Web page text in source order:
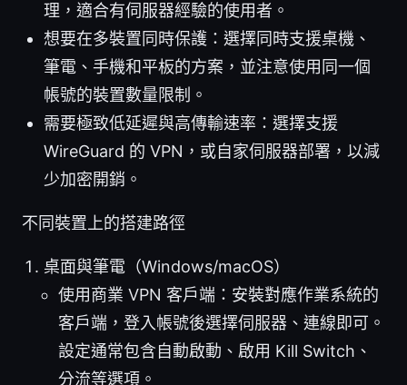
理，適合有伺服器經驗的使用者。
想要在多裝置同時保護：選擇同時支援桌機、
筆電、手機和平板的方案，並注意使用同一個
帳號的裝置數量限制。
需要極致低延遲與高傳輸速率：選擇支援
WireGuard 的 VPN，或自家伺服器部署，以減
少加密開銷。
不同裝置上的搭建路徑
桌面與筆電（Windows/macOS）
使用商業 VPN 客戶端：安裝對應作業系統的
客戶端，登入帳號後選擇伺服器、連線即可。
設定通常包含自動啟動、啟用 Kill Switch、
分流等選項。